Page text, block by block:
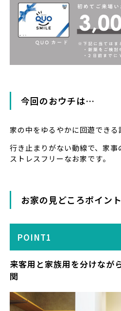
今回のおウチは…
家の中をゆるやかに回遊できる
行き止まりがない動線で、家
ストレスフリーなお家です。
お家の見どころポイント
POINT1
来客用と家族用を分けなが
関